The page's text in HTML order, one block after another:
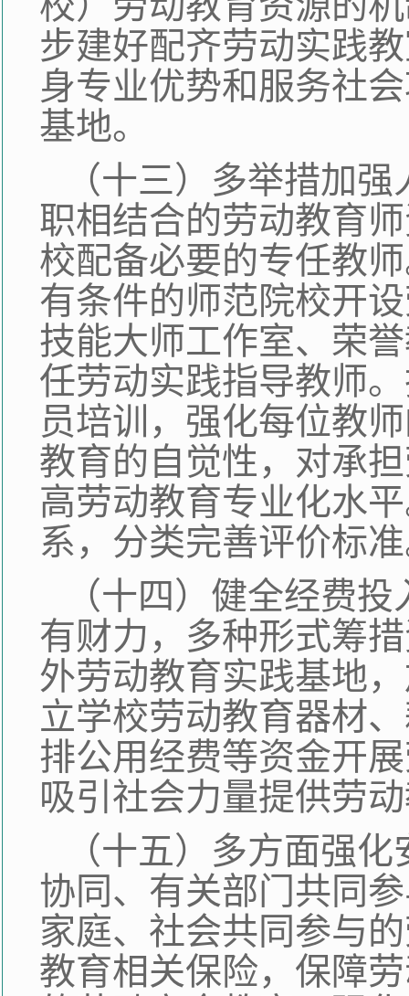
步建好配齐劳动实践
身专业优势和服务社
基地。
（十三）多举措加
职相结合的劳动教育
校配备必要的专任教
有条件的师范院校开
技能大师工作室、荣
任劳动实践指导教师
员培训，强化每位教
教育的自觉性，对承
高劳动教育专业化水
系，分类完善评价标
（十四）健全经费
有财力，多种形式筹
外劳动教育实践基地
立学校劳动教育器材
排公用经费等资金开
吸引社会力量提供劳
（十五）多方面强
协同、有关部门共同
家庭、社会共同参与
教育相关保险，保障